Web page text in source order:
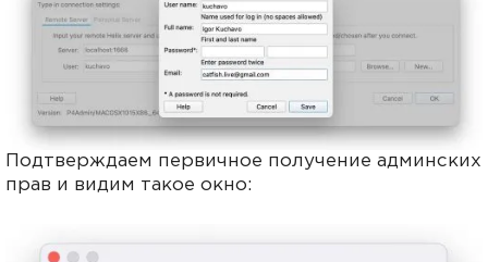
Подтверждаем первичное получение админских
прав и видим такое окно: